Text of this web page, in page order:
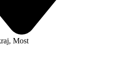
Most